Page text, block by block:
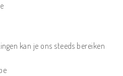
kan je ons steeds bereiken